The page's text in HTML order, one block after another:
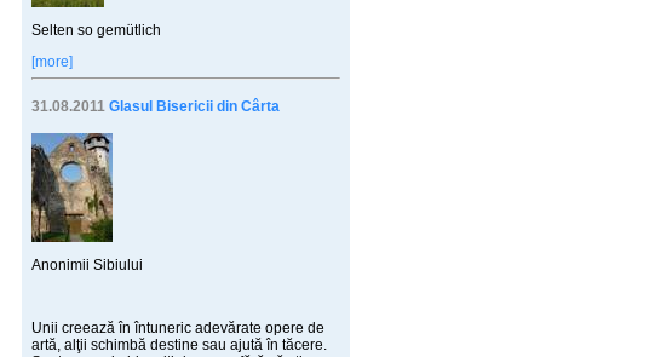
Selten so gemütlich
[more]
31.08.2011 Glasul Bisericii din Cârta
Anonimii Sibiului
Unii creează în întuneric adevărate opere de
artă, alţii schimbă destine sau ajută în tăcere.